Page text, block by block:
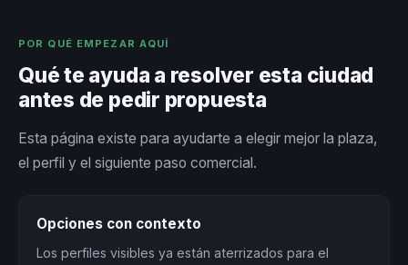
POR QUÉ EMPEZAR AQUÍ
Qué te ayuda a resolver esta ciudad
antes de pedir propuesta
Esta página existe para ayudarte a elegir mejor la plaza,
el perfil y el siguiente paso comercial.
Opciones con contexto
Los perfiles visibles ya están aterrizados para el